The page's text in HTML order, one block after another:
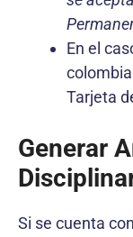
En el
Tarjeta
Generar
Si se cuenta